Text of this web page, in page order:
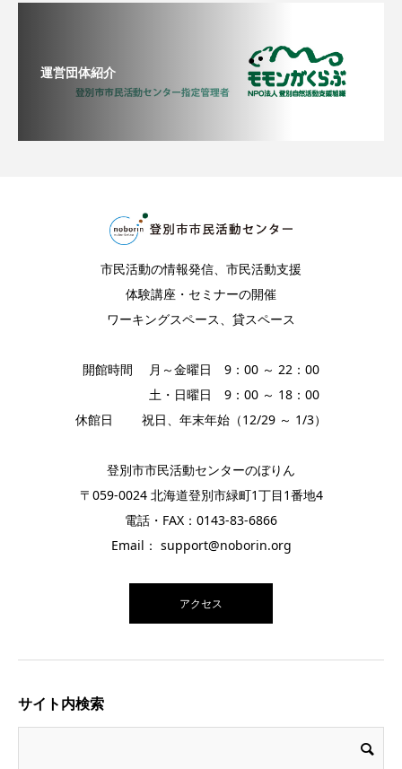
運営団体紹介
市民活動の情報発信、市民活動支援
体験講座・セミナーの開催
ワーキングスペース、貸スペース
開館時間 月～金曜日 9：00 ～ 22：00
土・日曜日 9：00 ～ 18：00
休館日 祝日、年末年始（12/29 ～ 1/3）
登別市市民活動センターのぼりん
〒059-0024 北海道登別市緑町1丁目1番地4
電話・FAX：0143-83-6866
Email： support@noborin.org
アクセス
サイト内検索